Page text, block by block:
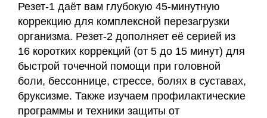
авторе
Диплом
и
сертификаты
Галины
Акулич
Резет-1 даёт вам глубокую 45-минутную
коррекцию для комплексной перезагрузки
организма. Резет-2 дополняет её серией из
16 коротких коррекций (от 5 до 15 минут) для
быстрой точечной помощи при головной
боли, бессоннице, стрессе, болях в суставах,
бруксизме. Также изучаем профилактические
программы и техники защиты от